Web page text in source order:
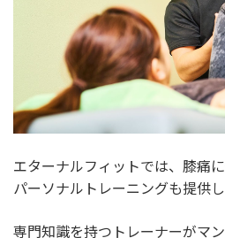
エターナルフィットでは、膝痛
パーソナルトレーニングも提供し
専門知識を持つトレーナーがマ